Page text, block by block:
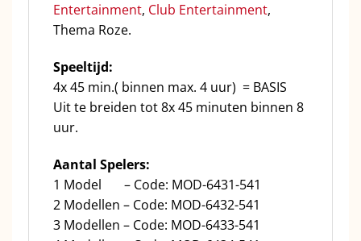
Entertainment, Club Entertainment,
Thema Roze.
Speeltijd:
4x 45 min.( binnen max. 4 uur) = BASIS
Uit te breiden tot 8x 45 minuten binnen 8
uur.
Aantal Spelers:
1 Model – Code: MOD-6431-541
2 Modellen – Code: MOD-6432-541
3 Modellen – Code: MOD-6433-541